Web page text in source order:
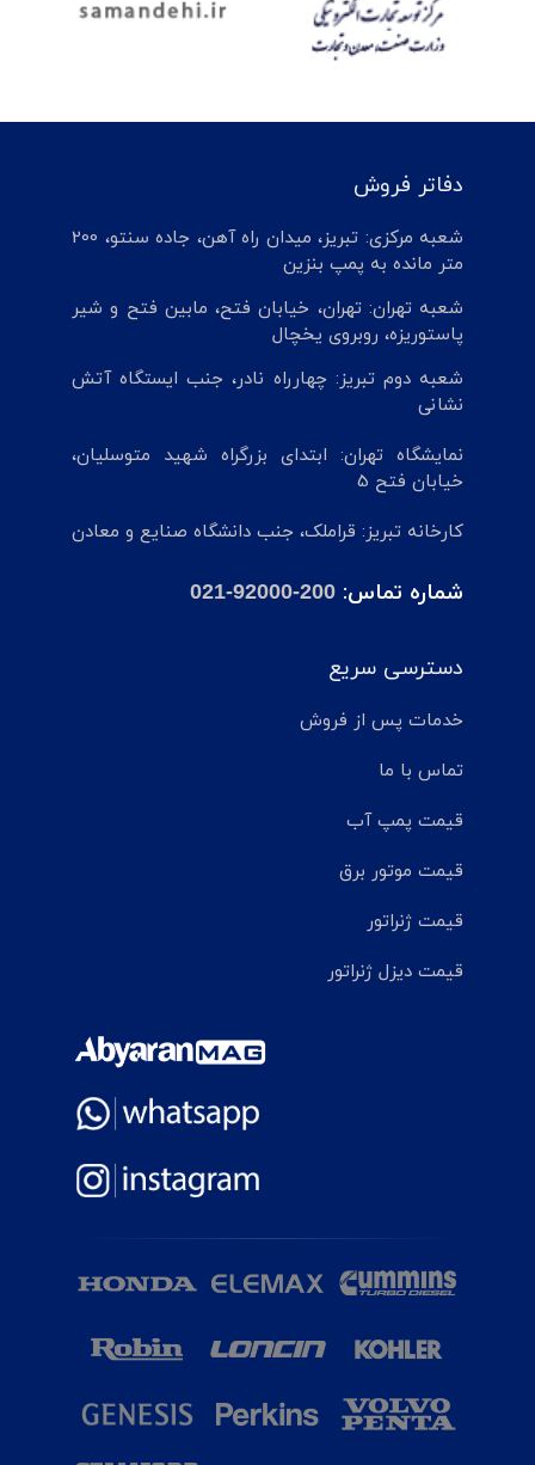
دفاتر فروش
شعبه مرکزی: تبریز، میدان راه آهن، جاده سنتو، 200
متر مانده به پمپ بنزین
شعبه تهران: تهران، خیابان فتح، مابین فتح و شیر
پاستوریزه، روبروی یخچال
شعبه دوم تبریز: چهارراه نادر، جنب ایستگاه آتش
نشانی
نمایشگاه تهران: ابتدای بزرگراه شهید متوسلیان،
خیابان فتح 5
کارخانه تبریز: قراملک، جنب دانشگاه صنایع و معادن
شماره تماس: 021-92000-200
دسترسی سریع
خدمات پس از فروش
تماس با ما
قیمت پمپ آب
قیمت موتور برق
قیمت ژنراتور
قیمت دیزل ژنراتور